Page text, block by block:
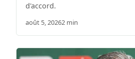
d'accord.
août 5, 20262 min